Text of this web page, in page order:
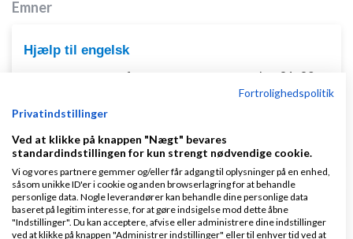
Emner
Hjælp til engelsk
af
den 01-02-
Apple iPhone fra udlandet.
Nyeste indlægafkukuluksu,den 23-10-2008 kl.
Fortrolighedspolitik
Privatindstillinger
Ved at klikke på knappen "Nægt" bevares
standardindstillingen for kun strengt nødvendige cookie.
Vi og vores partnere gemmer og/eller får adgang til oplysninger på en enhed,
såsom unikke ID'er i cookie og anden browserlagring for at behandle
personlige data. Nogle leverandører kan behandle dine personlige data
baseret på legitim interesse, for at gøre indsigelse mod dette åbne
"Indstillinger". Du kan acceptere, afvise eller administrere dine indstillinger
ved at klikke på knappen "Administrer indstillinger" eller til enhver tid ved at